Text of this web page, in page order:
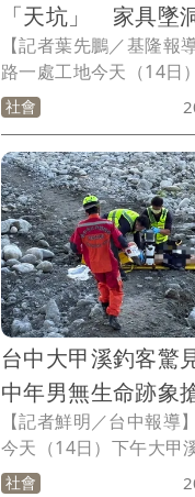
暖心
問金
戶
生活
「天坑」 家具墜
【記者葉先鵬／基隆報
路一處工地今天（14日
下室挖掘作業，但隔壁
現天坑，導致放置在該
泡在水中，所幸全案未
此，市府獲報後已立刻
要求工地停工回填，詳
步釐清。
社會
台中大甲溪釣客驚
中年男無生命跡象
【記者鮮明／台中報導
今天（14日）下午大甲
魚，突然看到有1名男
社會